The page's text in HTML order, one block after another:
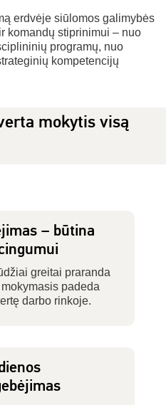
erdvėje siūlomos galimybės
komandų stiprinimui – nuo
programų, nuo
kompetencijų
mokytis visą
– būtina
greitai praranda
padeda
darbo rinkoje.